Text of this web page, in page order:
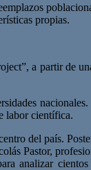
propias.
a partir de
labor científica.
del país.
Pastor,
analizar